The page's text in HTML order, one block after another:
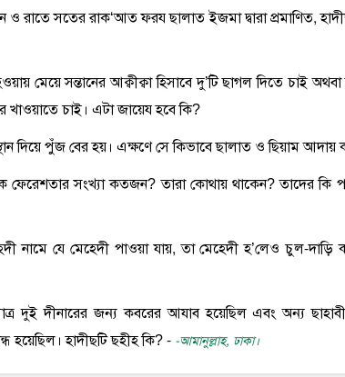
রাতে সতের রাক‘আত ফরয ছালাত ইজমা দ্বারা প্রমাণিত,
মেয়ে সন্তানের আক্বীক্বা হিসাবে দু’টি ছাগল দিতে চাই
খাওয়াতে চাই। এটা জায়েয হবে কি?
দিয়ে পুঁজ বের হয়। এক্ষণে সে কিভাবে ছালাত ও ছিয়াম আদায়
সংখ্যা কতজন? তারা কোথায় থাকেন? তাদের কি
নামে যে মেহেদী পাওয়া যায়, তা মেহেদী হ’লেও চুল-দাড়ি
দুই দীনারের জন্য কবরের আযাব হয়েছিল এবং অন্য
হয়েছিল। হাদীছটি ছহীহ কি? - -আমানুল্লাহ, ঢাকা।